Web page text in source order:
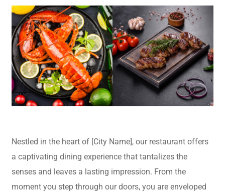
Nestled in the heart of [City Name], our restaurant offers
a captivating dining experience that tantalizes the
senses and leaves a lasting impression. From the
moment you step through our doors, you are enveloped